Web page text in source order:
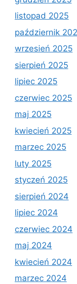
listopad 2025
październik
wrzesień 2025
sierpień 2025
lipiec 2025
czerwiec 2025
maj 2025
kwiecień 2025
marzec 2025
luty 2025
styczeń 2025
sierpień 2024
lipiec 2024
czerwiec 2024
maj 2024
kwiecień 2024
marzec 2024